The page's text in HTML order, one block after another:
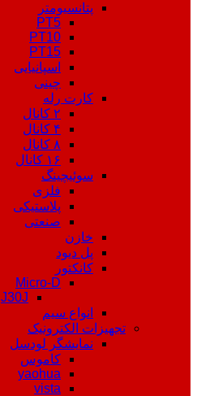
پتانسیومتر
PT5
PT10
PT15
اسپانیایی
چینی
کارت رله
۲ کانال
۴ کانال
۸ کانال
۱۶ کانال
سوئیچینگ
فلزی
پلاستیکی
صنعتی
خازن
پل دیود
کانکتور
Micro-D
J30J
انواع سیم
تجهیزات الکترونیک
نمایشگر لودسل
کاموس
yaohua
vista